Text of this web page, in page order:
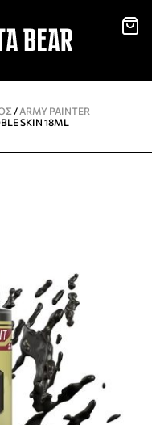
/ ARMY PAINTER
SKIN 18ML